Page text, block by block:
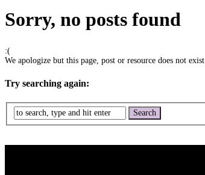
Sorry, no posts found
:(
We apologize but this page, post or resource does not
Try searching again: